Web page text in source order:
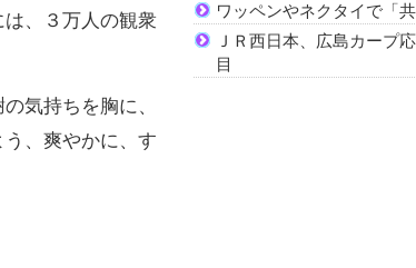
、３万人の観衆
気持ちを胸に、
、爽やかに、す
ワッペンやネクタイで「
ＪＲ西日本、広島カープ
目